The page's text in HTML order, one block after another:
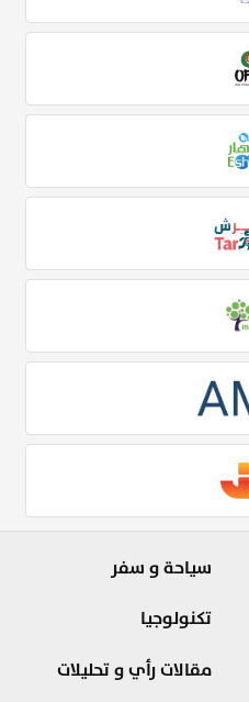
سياحة و سفر
تكنولوجيا
مقالات رأي و تحليلات